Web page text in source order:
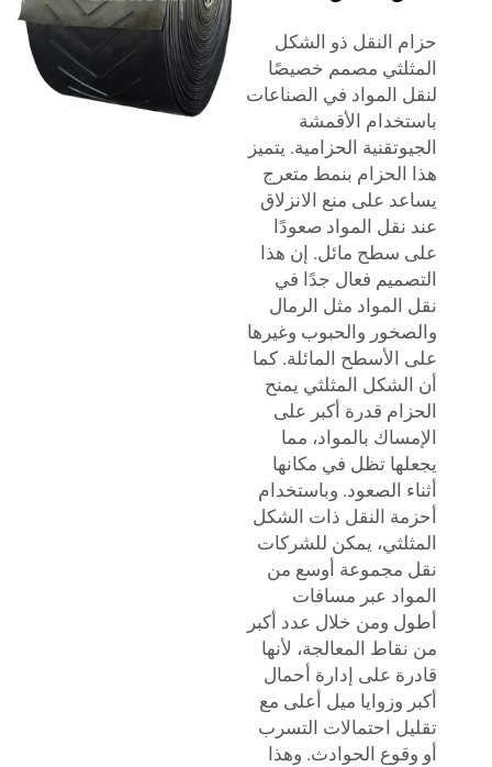
حزام النقل ذو الشكل
المثلثي مصمم خصيصًا
لنقل المواد في الصناعات
باستخدام الأقمشة
الجيوتقنية الحزامية. يتميز
هذا الحزام بنمط متعرج
يساعد على منع الانزلاق
عند نقل المواد صعودًا
على سطح مائل. إن هذا
التصميم فعال جدًا في
نقل المواد مثل الرمال
والصخور والحبوب وغيرها
على الأسطح المائلة. كما
أن الشكل المثلثي يمنح
الحزام قدرة أكبر على
الإمساك بالمواد، مما
يجعلها تظل في مكانها
أثناء الصعود. وباستخدام
أحزمة النقل ذات الشكل
المثلثي، يمكن للشركات
نقل مجموعة أوسع من
المواد عبر مسافات
أطول ومن خلال عدد أكبر
من نقاط المعالجة، لأنها
قادرة على إدارة أحمال
أكبر وزوايا ميل أعلى مع
تقليل احتمالات التسرب
أو وقوع الحوادث. وهذا